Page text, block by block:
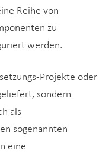
Reihe von
zu
werden.
Projekte oder
sondern
als
sogenannten
eine